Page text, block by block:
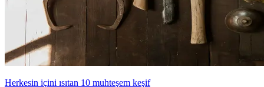
Herkesin içini ısıtan 10 muhteşem keşif